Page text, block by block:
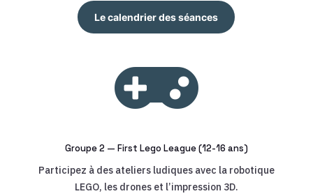
Le calendrier des séances

Groupe 2 — First Lego League (12-16 ans)
Participez à des ateliers ludiques avec la robotique
LEGO, les drones et l’impression 3D.